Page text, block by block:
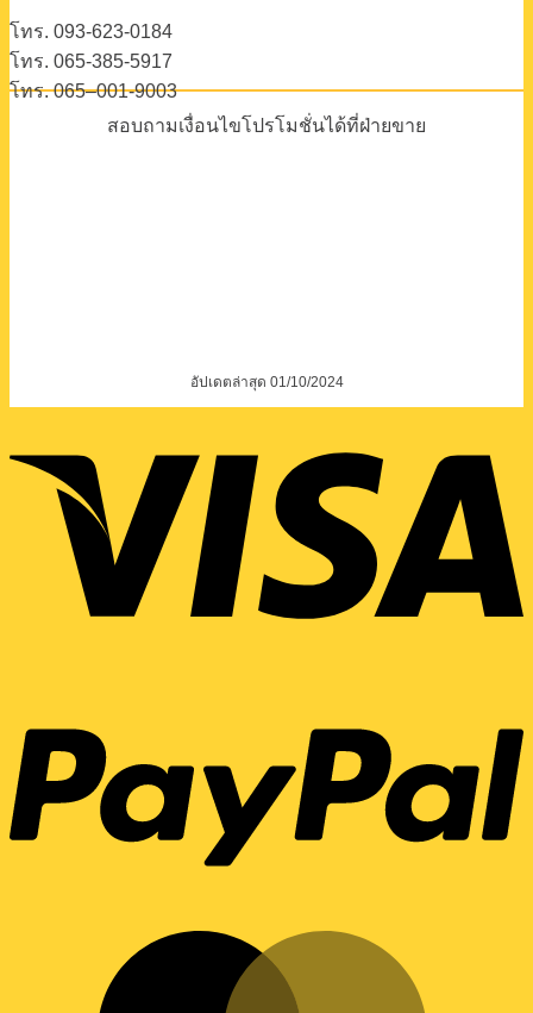
โทร. 093-623-0184
โทร. 065-385-5917
โทร. 065–001-9003
สอบถามเงื่อนไขโปรโมชั่นได้ที่ฝ่ายขาย
อัปเดตล่าสุด 01/10/2024